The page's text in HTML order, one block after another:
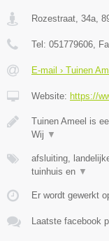
Rozestraat, 34a,
Tel: 051779606,
E-mail › Tuinen
Website: https://
Tuinen Ameel is
Wij ▼
afsluiting,
tuinhuis en ▼
Er wordt gewerkt
Laatste facebook